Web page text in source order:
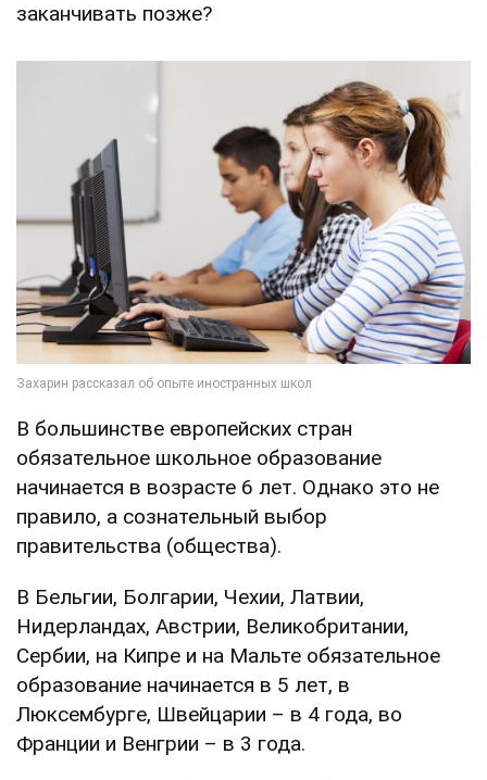
заканчивать позже?
В большинстве европейских стран
обязательное школьное образование
начинается в возрасте 6 лет. Однако это не
правило, а сознательный выбор
правительства (общества).
В Бельгии, Болгарии, Чехии, Латвии,
Нидерландах, Австрии, Великобритании,
Сербии, на Кипре и на Мальте обязательное
образование начинается в 5 лет, в
Люксембурге, Швейцарии – в 4 года, во
Франции и Венгрии – в 3 года.